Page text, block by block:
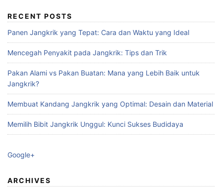
RECENT POSTS
Panen Jangkrik yang Tepat: Cara dan Waktu yang Ideal
Mencegah Penyakit pada Jangkrik: Tips dan Trik
Pakan Alami vs Pakan Buatan: Mana yang Lebih Baik untuk
Jangkrik?
Membuat Kandang Jangkrik yang Optimal: Desain dan Material
Memilih Bibit Jangkrik Unggul: Kunci Sukses Budidaya
Google+
ARCHIVES